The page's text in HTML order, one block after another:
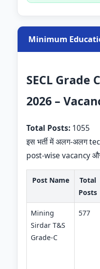
Minimum
SECL Grade
2026 –
Total Posts: 1055
इस भर्ती में अलग-अलग
post-wise vacancy
Post Name
Total
Posts
Mining
Sirdar T&S
Grade-C
577